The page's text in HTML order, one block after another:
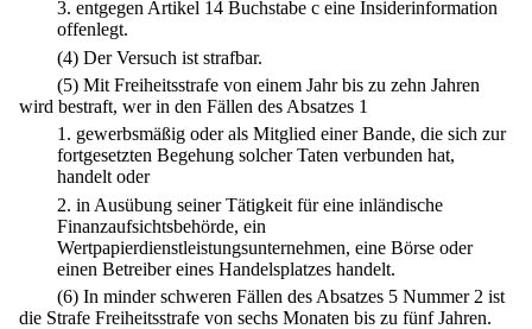
3. entgegen Artikel 14 Buchstabe c eine Insiderinformation
offenlegt.
(4) Der Versuch ist strafbar.
(5) Mit Freiheitsstrafe von einem Jahr bis zu zehn Jahren
wird bestraft, wer in den Fällen des Absatzes 1
1. gewerbsmäßig oder als Mitglied einer Bande, die sich zur
fortgesetzten Begehung solcher Taten verbunden hat,
handelt oder
2. in Ausübung seiner Tätigkeit für eine inländische
Finanzaufsichtsbehörde, ein
Wertpapierdienstleistungsunternehmen, eine Börse oder
einen Betreiber eines Handelsplatzes handelt.
(6) In minder schweren Fällen des Absatzes 5 Nummer 2 ist
die Strafe Freiheitsstrafe von sechs Monaten bis zu fünf Jahren.